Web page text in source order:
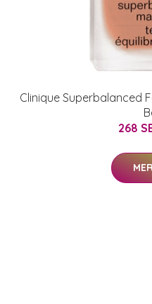
Clinique Superbalanced
268